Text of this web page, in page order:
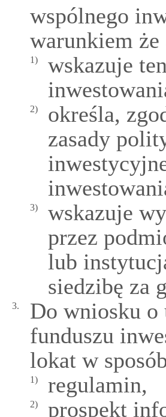
wspólnego
warunkiem że
1)
wskazuje
2) określa,
zasady
3)
wskazuje
przez
lub
siedzibę za
3.
Do wniosku o
funduszu
lokat w
1) regulamin,
2)
prospekt